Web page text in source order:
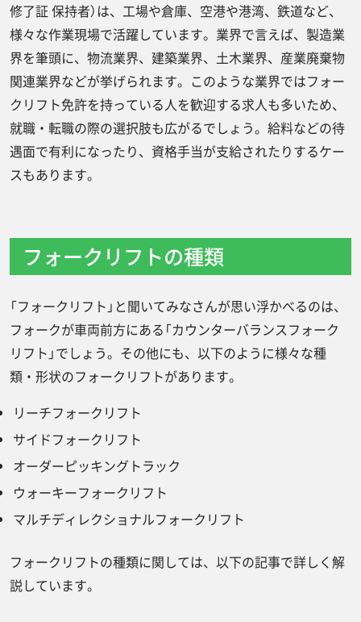
修了証 保持者）は、工場や倉庫、空港や港湾、鉄道など、
様々な作業現場で活躍しています。業界で言えば、製造業
界を筆頭に、物流業界、建築業界、土木業界、産業廃棄物
関連業界などが挙げられます。このような業界ではフォー
クリフト免許を持っている人を歓迎する求人も多いため、
就職・転職の際の選択肢も広がるでしょう。給料などの待
遇面で有利になったり、資格手当が支給されたりするケー
スもあります。
フォークリフトの種類
「フォークリフト」と聞いてみなさんが思い浮かべるのは、
フォークが車両前方にある「カウンターバランスフォーク
リフト」でしょう。その他にも、以下のように様々な種
類・形状のフォークリフトがあります。
リーチフォークリフト
サイドフォークリフト
オーダーピッキングトラック
ウォーキーフォークリフト
マルチディレクショナルフォークリフト
フォークリフトの種類に関しては、以下の記事で詳しく解
説しています。